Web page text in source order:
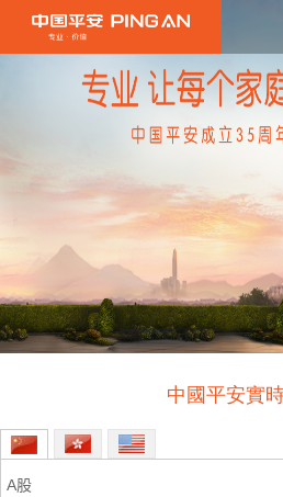
中國平安實
關
投
ESG